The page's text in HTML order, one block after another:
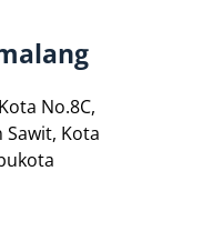
No.8C,
Sawit, Kota